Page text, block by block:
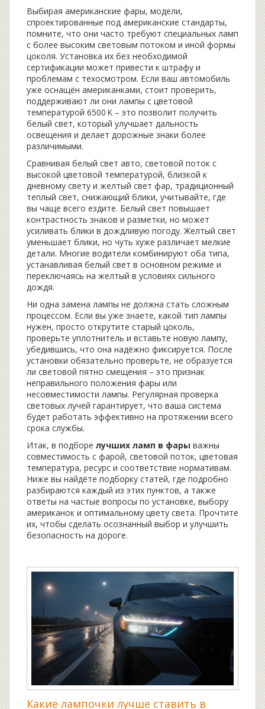
Выбирая американские фары, модели,
спроектированные под американские стандарты,
помните, что они часто требуют специальных ламп
с более высоким световым потоком и иной формы
цоколя. Установка их без необходимой
сертификации может привести к штрафу и
проблемам с техосмотром. Если ваш автомобиль
уже оснащён американками, стоит проверить,
поддерживают ли они лампы с цветовой
температурой 6500 K – это позволит получить
белый свет, который улучшает дальность
освещения и делает дорожные знаки более
различимыми.
Сравнивая белый свет авто, световой поток с
высокой цветовой температурой, близкой к
дневному свету и желтый свет фар, традиционный
теплый свет, снижающий блики, учитывайте, где
вы чаще всего ездите. Белый свет повышает
контрастность знаков и разметки, но может
усиливать блики в дождливую погоду. Желтый свет
уменьшает блики, но чуть хуже различает мелкие
детали. Многие водители комбинируют оба типа,
устанавливая белый свет в основном режиме и
переключаясь на желтый в условиях сильного
дождя.
Ни одна замена лампы не должна стать сложным
процессом. Если вы уже знаете, какой тип лампы
нужен, просто открутите старый цоколь,
проверьте уплотнитель и вставьте новую лампу,
убедившись, что она надёжно фиксируется. После
установки обязательно проверьте, не образуется
ли световой пятно смещения – это признак
неправильного положения фары или
несовместимости лампы. Регулярная проверка
световых лучей гарантирует, что ваша система
будет работать эффективно на протяжении всего
срока службы.
Итак, в подборе лучших ламп в фары важны
совместимость с фарой, световой поток, цветовая
температура, ресурс и соответствие нормативам.
Ниже вы найдёте подборку статей, где подробно
разбираются каждый из этих пунктов, а также
ответы на частые вопросы по установке, выбору
американок и оптимальному цвету света. Прочтите
их, чтобы сделать осознанный выбор и улучшить
безопасность на дороге.
Какие лампочки лучше ставить в